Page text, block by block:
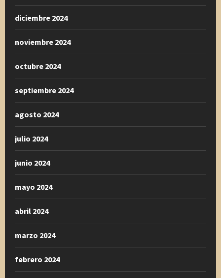
diciembre 2024
noviembre 2024
octubre 2024
septiembre 2024
agosto 2024
julio 2024
junio 2024
mayo 2024
abril 2024
marzo 2024
febrero 2024